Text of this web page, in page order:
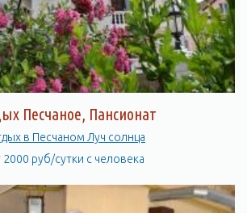
Песчаное, Пансионат
Отдых в Песчаном Луч солнца
2000 руб/сутки с человека